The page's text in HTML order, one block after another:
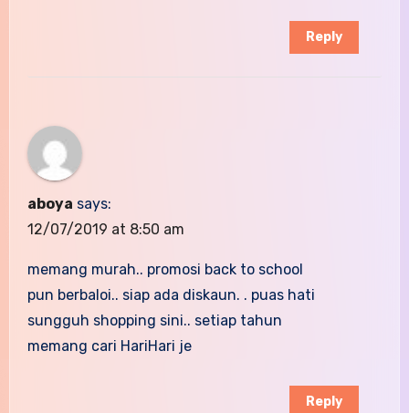
Reply
aboya says:
12/07/2019 at 8:50 am
memang murah.. promosi back to school
pun berbaloi.. siap ada diskaun. . puas hati
sungguh shopping sini.. setiap tahun
memang cari HariHari je
Reply